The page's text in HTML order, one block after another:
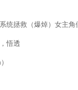
统拯救（爆焯）女主角
悟透